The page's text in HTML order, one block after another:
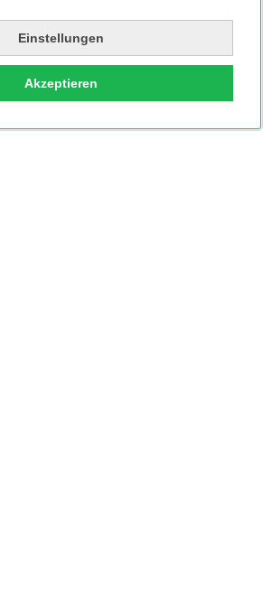
Einstellungen
Akzeptieren